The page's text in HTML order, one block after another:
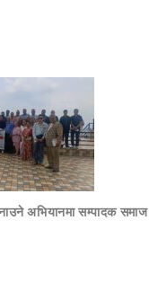
अभियानमा सम्पादक समाज